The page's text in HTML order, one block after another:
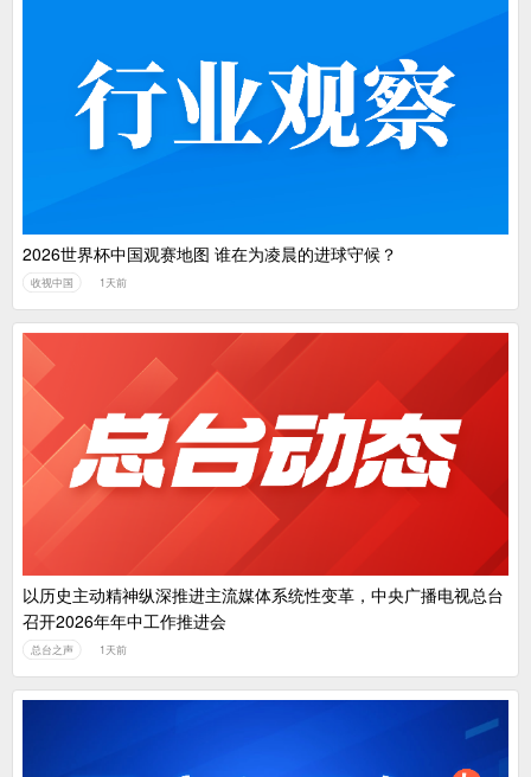
2026世界杯中国观赛地图 谁在为凌晨的进球守候？
收视中国 1天前
以历史主动精神纵深推进主流媒体系统性变革，中央广播电视总台
召开2026年年中工作推进会
总台之声 1天前